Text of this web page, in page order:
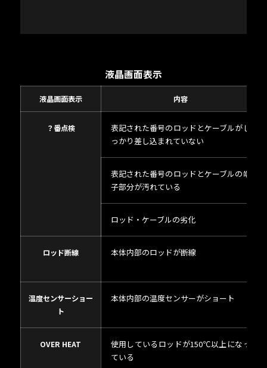
サポート
サポート
合わせ
合わせ
ョップ
ョップ
申込み
申込み
液晶画面表示
液晶画面表示 内容
？番点検
表記された番号のロッドとケーブルがし
っかり差し込まれていない
表記された番号のロッドとケーブルの端
子部分が汚れている
ロッド・ケーブルの劣化
ロッド断線 本体内部のロッドが断線
温度センサーショー
ト
本体内部の温度センサーがショート
OVER HEAT
使用しているロッドが150℃以上になっ
ている